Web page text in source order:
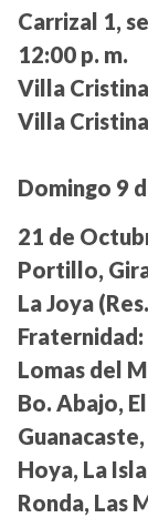
Carrizal 1,
12:00 p. m.
Villa
Villa
Domingo 9
21 de
Portillo,
La Joya
Fraternidad:
Lomas del
Bo. Abajo,
Hoya, La
Ronda, Las